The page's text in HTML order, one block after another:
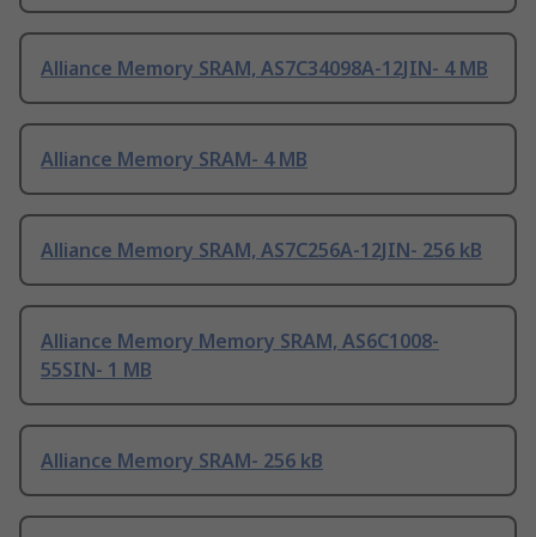
Alliance Memory SRAM, AS7C34098A-12JIN- 4 MB
Alliance Memory SRAM- 4 MB
Alliance Memory SRAM, AS7C256A-12JIN- 256 kB
Alliance Memory Memory SRAM, AS6C1008-
55SIN- 1 MB
Alliance Memory SRAM- 256 kB